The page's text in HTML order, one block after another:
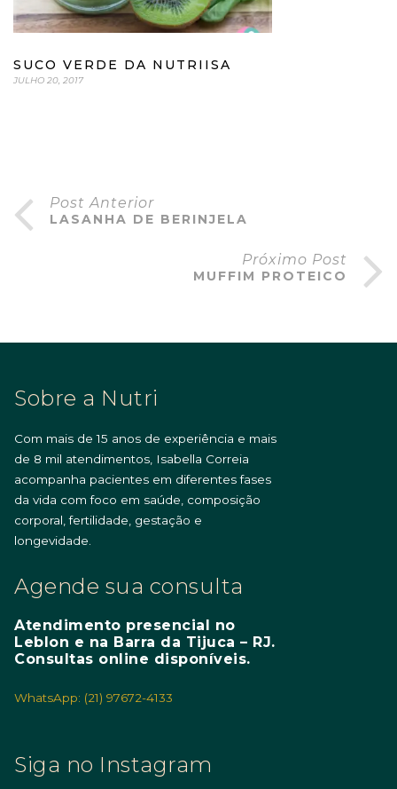
SUCO VERDE DA NUTRIISA
JULHO 20, 2017
Post Anterior
LASANHA DE BERINJELA
Próximo Post
MUFFIM PROTEICO
Sobre a Nutri
Com mais de 15 anos de experiência e mais
de 8 mil atendimentos, Isabella Correia
acompanha pacientes em diferentes fases
da vida com foco em saúde, composição
corporal, fertilidade, gestação e
longevidade.
Agende sua consulta
Atendimento presencial no
Leblon e na Barra da Tijuca – RJ.
Consultas online disponíveis.
WhatsApp: (21) 97672-4133
Siga no Instagram